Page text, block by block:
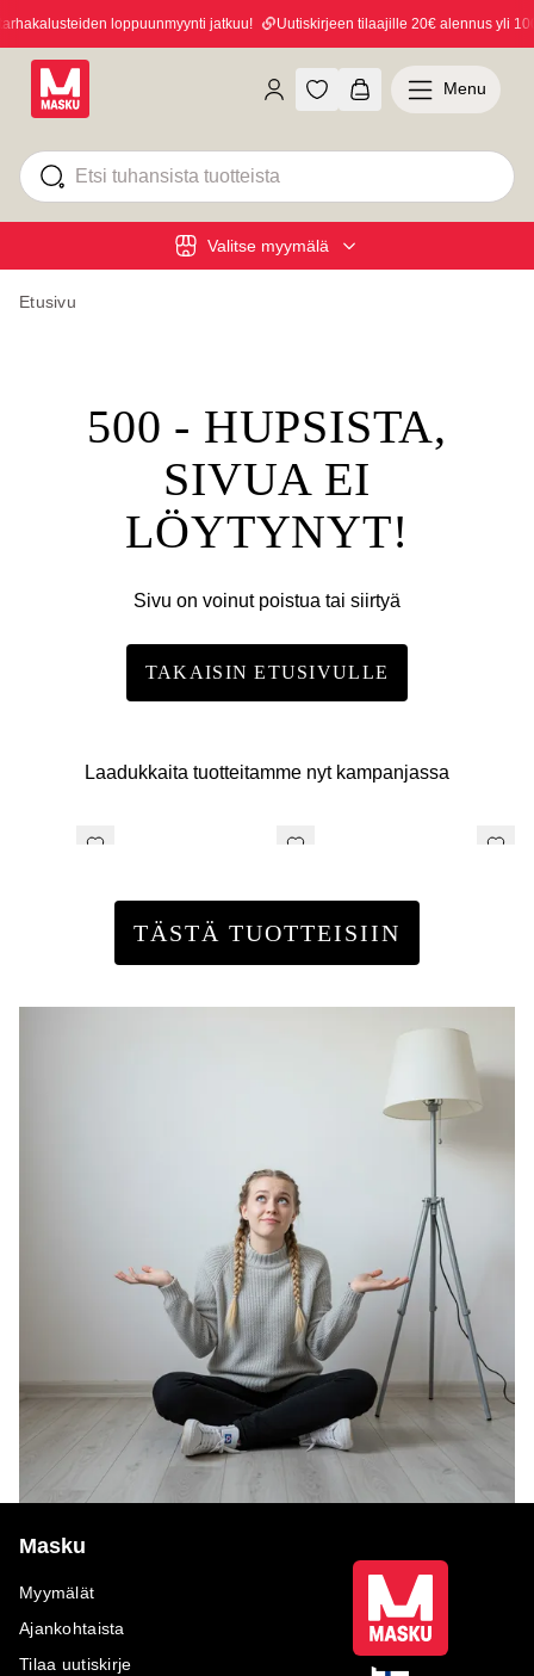
loppuunmyynti jatkuu! Uutiskirjeen tilaajille 20€ alennus yli
Valitse myymälä
Menu
Etusivu
500 - HUPSISTA,
SIVUA EI
LÖYTYNYT!
Sivu on voinut poistua tai siirtyä
TAKAISIN ETUSIVULLE
Laadukkaita tuotteitamme nyt kampanjassa
TÄSTÄ TUOTTEISIIN
Masku
Myymälät
Ajankohtaista
Tilaa uutiskirje